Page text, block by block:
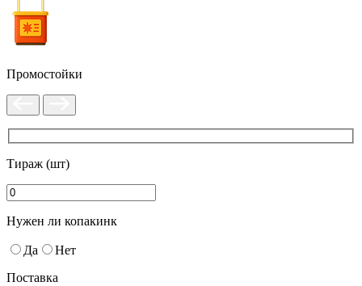
Промостойки
Тираж (шт)
Нужен ли копакинк
Да
Нет
Поставка